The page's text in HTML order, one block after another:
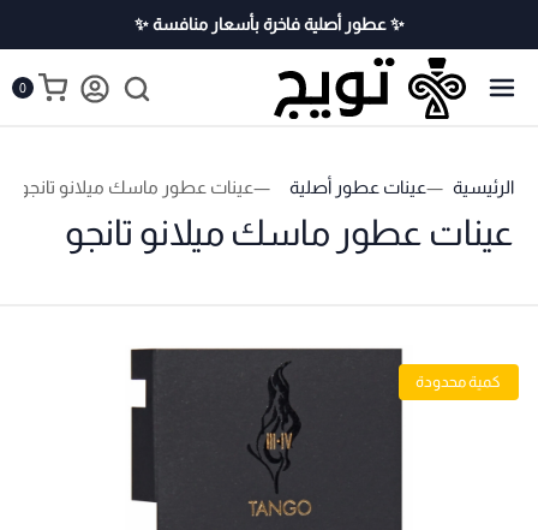
✨ عطور أصلية فاخرة بأسعار منافسة ✨
0
الرئيسية عينات عطور أصلية عينات عطور ماسك ميلانو تانجو
عينات عطور ماسك ميلانو تانجو
كمية محدودة